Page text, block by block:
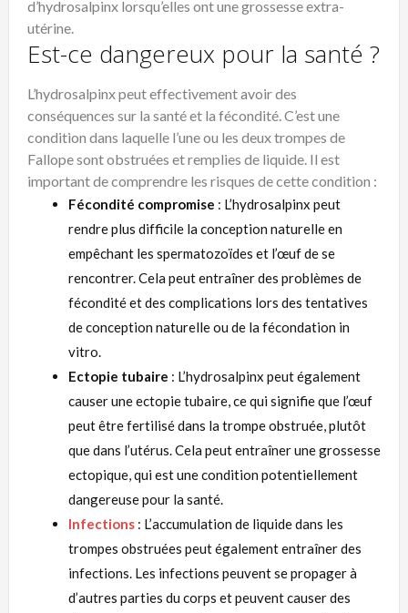
d’hydrosalpinx lorsqu’elles ont une grossesse extra-
utérine.
Est-ce dangereux pour la santé ?
L’hydrosalpinx peut effectivement avoir des
conséquences sur la santé et la fécondité. C’est une
condition dans laquelle l’une ou les deux trompes de
Fallope sont obstruées et remplies de liquide. Il est
important de comprendre les risques de cette condition :
Fécondité compromise : L’hydrosalpinx peut
rendre plus difficile la conception naturelle en
empêchant les spermatozoïdes et l’œuf de se
rencontrer. Cela peut entraîner des problèmes de
fécondité et des complications lors des tentatives
de conception naturelle ou de la fécondation in
vitro.
Ectopie tubaire : L’hydrosalpinx peut également
causer une ectopie tubaire, ce qui signifie que l’œuf
peut être fertilisé dans la trompe obstruée, plutôt
que dans l’utérus. Cela peut entraîner une grossesse
ectopique, qui est une condition potentiellement
dangereuse pour la santé.
Infections : L’accumulation de liquide dans les
trompes obstruées peut également entraîner des
infections. Les infections peuvent se propager à
d’autres parties du corps et peuvent causer des